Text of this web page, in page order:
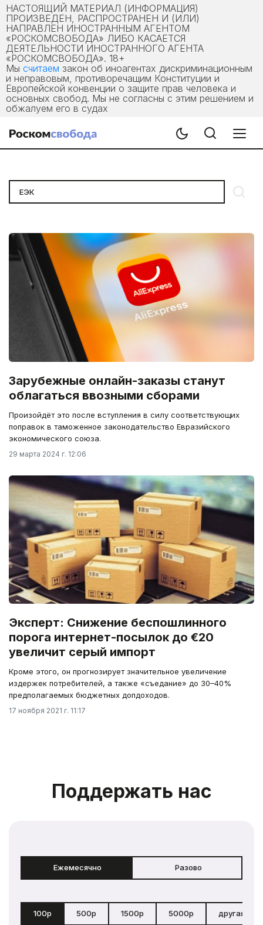
НАСТОЯЩИЙ МАТЕРИАЛ (ИНФОРМАЦИЯ)
ПРОИЗВЕДЕН, РАСПРОСТРАНЕН И (ИЛИ)
НАПРАВЛЕН ИНОСТРАННЫМ АГЕНТОМ
«РОСКОМСВОБОДА» ЛИБО КАСАЕТСЯ
ДЕЯТЕЛЬНОСТИ ИНОСТРАННОГО АГЕНТА
«РОСКОМСВОБОДА». 18+
Мы считаем закон об иноагентах дискриминационным
и неправовым, противоречащим Конституции и
Европейской конвенции о защите прав человека и
основных свобод. Мы не согласны с этим решением и
обжалуем его в судах
Зарубежные онлайн-заказы станут
облагаться ввозными сборами
Произойдёт это после вступления в силу соответствующих
поправок в таможенное законодательство Евразийского
экономического союза.
29 марта 2024 г. 12:06
Эксперт: Снижение беспошлинного
порога интернет-посылок до €20
увеличит серый импорт
Кроме этого, он прогнозирует значительное увеличение
издержек потребителей, а также «съедание» до 30–40%
предполагаемых бюджетных допдоходов.
17 ноября 2021 г. 11:17
Поддержать нас
Ежемесячно Разово
100р 500р 1500р 5000р другая